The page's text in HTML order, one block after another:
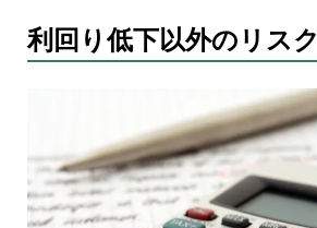
利回り低下以外のリスク